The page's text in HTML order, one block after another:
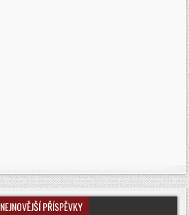
NEJNOVĚJŠÍ PŘÍSPĚVKY